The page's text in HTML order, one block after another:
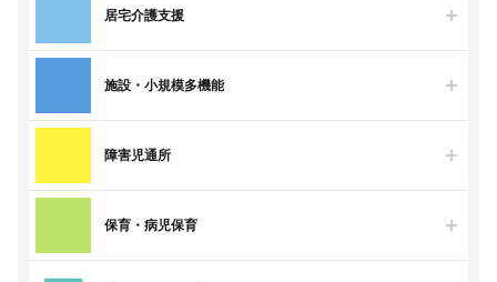
居宅介護支援
施設・小規模多機能
障害児通所
保育・病児保育